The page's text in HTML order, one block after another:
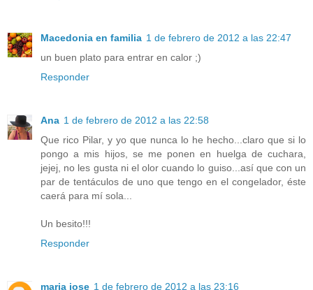
Macedonia en familia 1 de febrero de 2012 a las 22:47
un buen plato para entrar en calor ;)
Responder
Ana 1 de febrero de 2012 a las 22:58
Que rico Pilar, y yo que nunca lo he hecho...claro que si lo
pongo a mis hijos, se me ponen en huelga de cuchara,
jejej, no les gusta ni el olor cuando lo guiso...así que con un
par de tentáculos de uno que tengo en el congelador, éste
caerá para mí sola...
Un besito!!!
Responder
maria jose 1 de febrero de 2012 a las 23:16